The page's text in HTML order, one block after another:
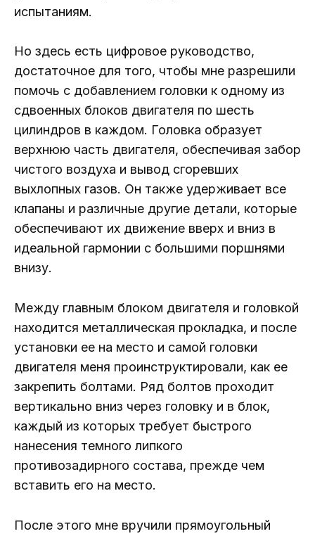
испытаниям.
Но здесь есть цифровое руководство,
достаточное для того, чтобы мне разрешили
помочь с добавлением головки к одному из
сдвоенных блоков двигателя по шесть
цилиндров в каждом. Головка образует
верхнюю часть двигателя, обеспечивая забор
чистого воздуха и вывод сгоревших
выхлопных газов. Он также удерживает все
клапаны и различные другие детали, которые
обеспечивают их движение вверх и вниз в
идеальной гармонии с большими поршнями
внизу.
Между главным блоком двигателя и головкой
находится металлическая прокладка, и после
установки ее на место и самой головки
двигателя меня проинструктировали, как ее
закрепить болтами. Ряд болтов проходит
вертикально вниз через головку и в блок,
каждый из которых требует быстрого
нанесения темного липкого
противозадирного состава, прежде чем
вставить его на место.
После этого мне вручили прямоугольный